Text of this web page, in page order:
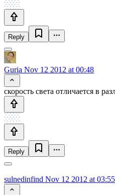
Reply
Guria Nov 12 2012 at 00:48
скорость света отличается в
Reply
sulnedinfind Nov 12 2012 at 03:55